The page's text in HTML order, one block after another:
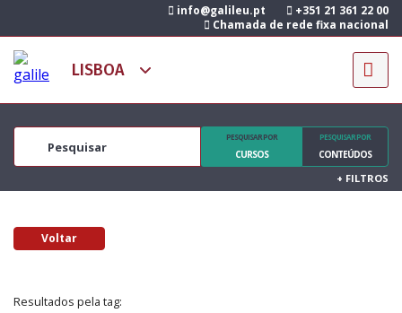
info@galileu.pt
+351 21 361 22 00
Chamada de rede fixa nacional
PESQUISAR POR
CURSOS
PESQUISAR POR
CONTEÚDOS
+ FILTROS
Voltar
Resultados pela tag: